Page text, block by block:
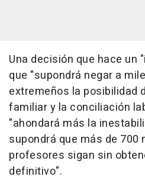
Una decisión que hace un
que "supondrá negar a
extremeños la posibilidad
familiar y la conciliación
"ahondará más la
supondrá que más de 700
profesores sigan sin
definitivo".